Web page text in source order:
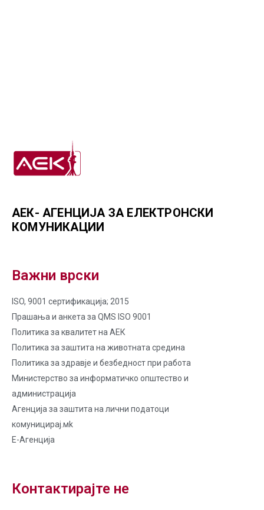
АЕК- АГЕНЦИЈА ЗА ЕЛЕКТРОНСКИ
КОМУНИКАЦИИ
Важни врски
ISO, 9001 сертификација; 2015
Прашања и анкета за QMS ISO 9001
Политика за квалитет на AЕК
Политика за заштита на животната средина
Политика за здравје и безбедност при работа
Министерство за информатичко општество и
администрација
Агенција за заштита на лични податоци
комуницирај.мk
Е-Агенција
Контактирајте не